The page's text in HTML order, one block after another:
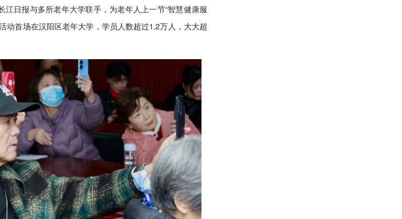
日报与多所老年大学联手，为老年人上一节“智慧健康服
动首场在汉阳区老年大学，学员人数超过1.2万人，大大超